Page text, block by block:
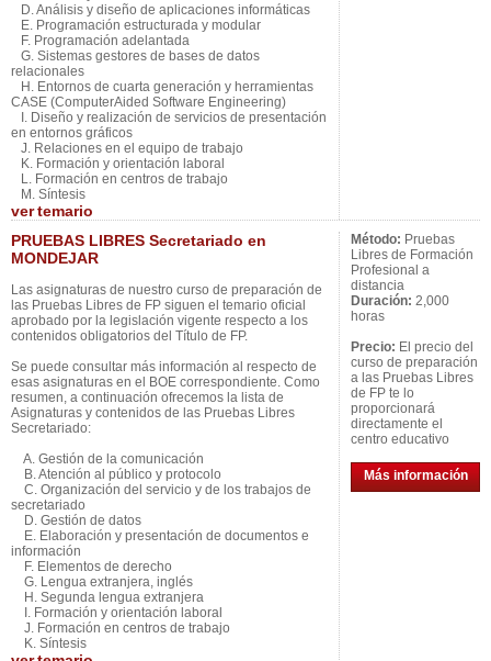
D. Análisis y diseño de aplicaciones informáticas
E. Programación estructurada y modular
F. Programación adelantada
G. Sistemas gestores de bases de datos
relacionales
H. Entornos de cuarta generación y herramientas
CASE (ComputerAided Software Engineering)
I. Diseño y realización de servicios de presentación
en entornos gráficos
J. Relaciones en el equipo de trabajo
K. Formación y orientación laboral
L. Formación en centros de trabajo
M. Síntesis
vertemario
PRUEBAS LIBRES Secretariado en
MONDEJAR
Las asignaturas de nuestro curso de preparación de
las Pruebas Libres de FP siguen el temario oficial
aprobado por la legislación vigente respecto a los
contenidos obligatorios del Título de FP.
Se puede consultar más información al respecto de
esas asignaturas en el BOE correspondiente. Como
resumen, a continuación ofrecemos la lista de
Asignaturas y contenidos de las Pruebas Libres
Secretariado:
A. Gestión de la comunicación
B. Atención al público y protocolo
C. Organización del servicio y de los trabajos de
secretariado
D. Gestión de datos
E. Elaboración y presentación de documentos e
información
F. Elementos de derecho
G. Lengua extranjera, inglés
H. Segunda lengua extranjera
I. Formación y orientación laboral
J. Formación en centros de trabajo
K. Síntesis
Método: Pruebas
Libres de Formación
Profesional a
distancia
Duración: 2,000
horas
Precio: El precio del
curso de preparación
a las Pruebas Libres
de FP te lo
proporcionará
directamente el
centro educativo
Más información